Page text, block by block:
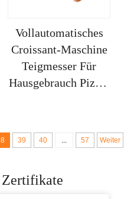
Vollautomatisches
Croissant-Maschine
Teigmesser Für
Hausgebrauch Pizza-
39 40 ... 57 Weiter
Zertifikate